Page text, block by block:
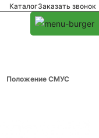
КаталогЗаказать звонок
Положение СМУС